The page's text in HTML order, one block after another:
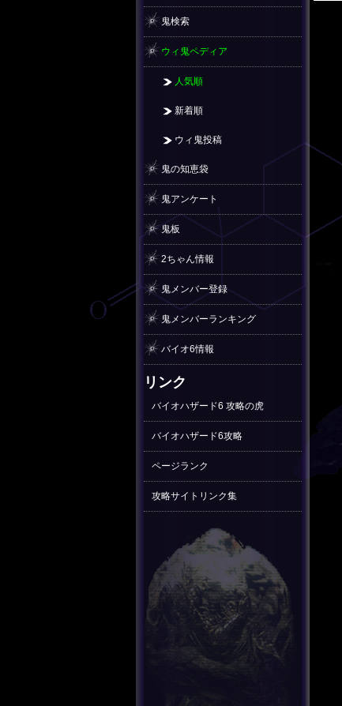
鬼検索
ウィ鬼ペディア
人気順
新着順
ウィ鬼投稿
鬼の知恵袋
鬼アンケート
鬼板
2ちゃん情報
鬼メンバー登録
鬼メンバーランキング
バイオ6情報
リンク
バイオハザード6 攻略の虎
バイオハザード6攻略
ページランク
攻略サイトリンク集